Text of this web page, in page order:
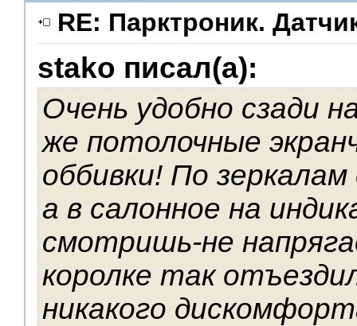
RE: Парктроник.
stako писал(а):
Очень удобно сзади
же потолочные
оббивки! По
а в салонное на
смотришь-не
королке так
никакого
V.I.P.